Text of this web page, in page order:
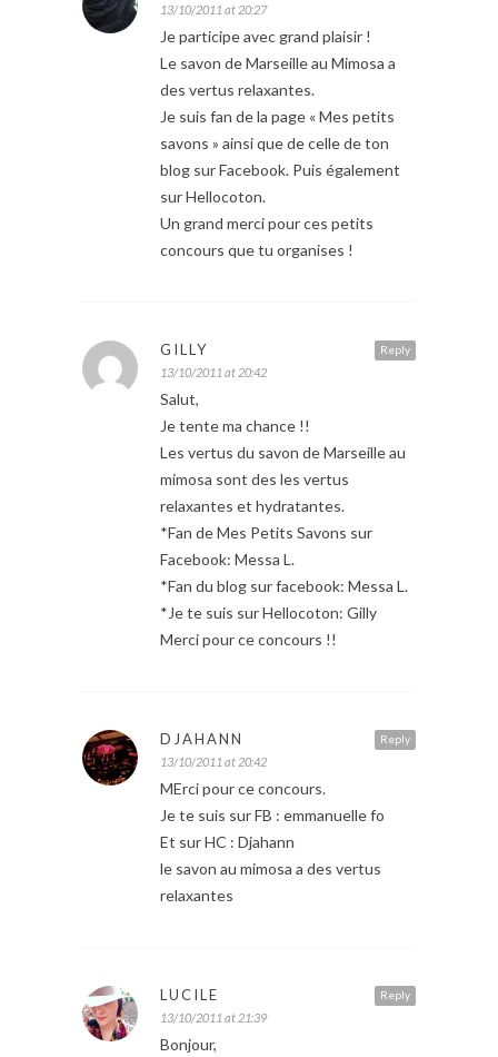
13/10/2011 at 20:27
Je participe avec grand plaisir !
Le savon de Marseille au Mimosa a
des vertus relaxantes.
Je suis fan de la page « Mes petits
savons » ainsi que de celle de ton
blog sur Facebook. Puis également
sur Hellocoton.
Un grand merci pour ces petits
concours que tu organises !
Reply
GILLY
13/10/2011 at 20:42
Salut,
Je tente ma chance !!
Les vertus du savon de Marseille au
mimosa sont des les vertus
relaxantes et hydratantes.
*Fan de Mes Petits Savons sur
Facebook: Messa L.
*Fan du blog sur facebook: Messa L.
*Je te suis sur Hellocoton: Gilly
Merci pour ce concours !!
Reply
DJAHANN
13/10/2011 at 20:42
MErci pour ce concours.
Je te suis sur FB : emmanuelle fo
Et sur HC : Djahann
le savon au mimosa a des vertus
relaxantes
Reply
LUCILE
13/10/2011 at 21:39
Bonjour,